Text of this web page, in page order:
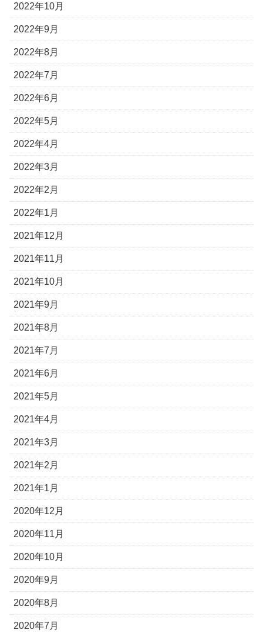
2022年10月
2022年9月
2022年8月
2022年7月
2022年6月
2022年5月
2022年4月
2022年3月
2022年2月
2022年1月
2021年12月
2021年11月
2021年10月
2021年9月
2021年8月
2021年7月
2021年6月
2021年5月
2021年4月
2021年3月
2021年2月
2021年1月
2020年12月
2020年11月
2020年10月
2020年9月
2020年8月
2020年7月